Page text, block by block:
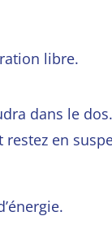
libre.
dans le
restez en